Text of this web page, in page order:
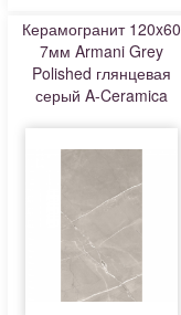
Керамогранит 120x60
7мм Armani Grey
Polished глянцевая
серый A-Ceramica